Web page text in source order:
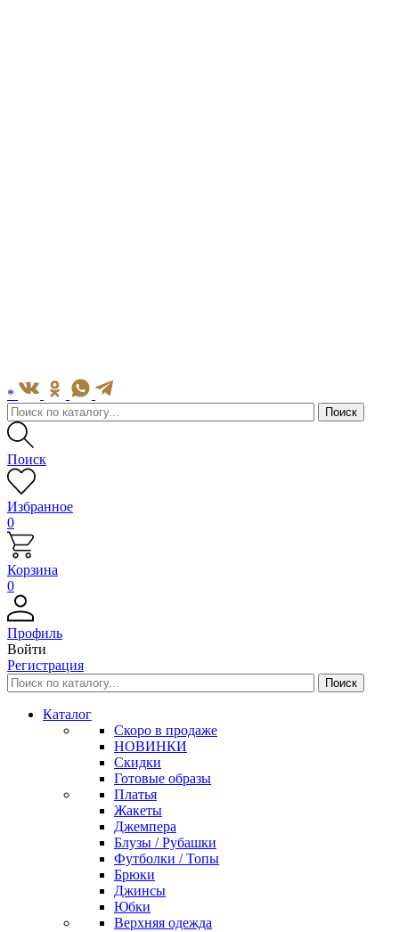
*
Поиск
Избранное
0
Корзина
0
Профиль
Войти
Регистрация
Каталог
Скоро в продаже
НОВИНКИ
Скидки
Готовые образы
Платья
Жакеты
Джемпера
Блузы / Рубашки
Футболки / Топы
Брюки
Джинсы
Юбки
Верхняя одежда